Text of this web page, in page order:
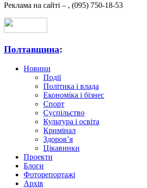
Реклама на сайті – , (095) 750-18-53
Полтавщина:
Новини
Події
Політика і влада
Економіка і бізнес
Спорт
Суспільство
Культура і освіта
Кримінал
Здоров’я
Цікавинки
Проекти
Блоги
Фоторепортажі
Архів